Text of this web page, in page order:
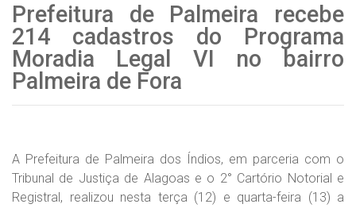
Prefeitura de Palmeira recebe
214 cadastros do Programa
Moradia Legal VI no bairro
Palmeira de Fora
A Prefeitura de Palmeira dos Índios, em parceria com o
Tribunal de Justiça de Alagoas e o 2° Cartório Notorial e
Registral, realizou nesta terça (12) e quarta-feira (13) a